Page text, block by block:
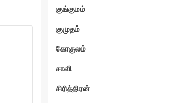
குங்குமம்
குமுதம்
கோகுலம்
சாவி
சிரித்திரன்